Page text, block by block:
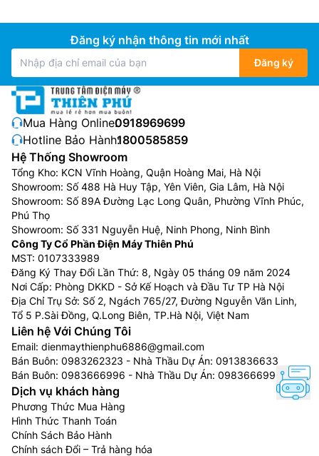
Điện Máy Thiên Phú xin gợi ý 1 số thông tin cơ bản khi
chọn mua Điều Hòa 2 chiều theo diện tích phòng:
Điều hòa 9.000 BTU (tương đương 1 HP hay 1
ngựa) : Phù hợp với phòng có diện tích dưới 15m2
Điều hòa 12.000 BTU (tương đương 1,5 HP hay 1,5
ngựa): Phù hợp với phòng có diện tích từ 16m2 –
20m2
Điều hòa 18.000 BTU (tương đương 2 HP hay 2
ngựa): Phù hợp với phòng có diện tích 21m2 –
30m2
Điều hòa 24.000 BTU (tương đương 2,5 HP hay
2,5 ngựa):Phù hợp với phòng có diện tích 31m2 –
40m3
Bên cạnh đó, hiện nay điều hòa, máy lạnh không chỉ
dừng lại ở chức năng làm mát hay sưởi ấm thông
thường mà còn có rất nhiều các chế độ thông minh
khác như chế độ gió thổi, chế độ hoạt động êm ái, chế
độ làm khô, hút ẩm không khí, chế độ làm lạnh nhanh,
chế độ đuổi muỗi, chế độ kiểm soát độ ẩm tránh mất
nước cho da, chế độ khử mùi kháng khuẩn, chế độ lọc
bụi… Vì thế, người dùng cũng nên lựa chọn các tính
năng phù hợp, cần thiết nhất, tránh lãng phí.
Đăng ký nhận thông tin mới nhất
Đăng ký
Mua Hàng Online:0918969699
Hotline Bảo Hành:1800585859
Hệ Thống Showroom
Tổng Kho: KCN Vĩnh Hoàng, Quận Hoàng Mai, Hà Nội
Showroom: Số 488 Hà Huy Tập, Yên Viên, Gia Lâm, Hà Nội
Showroom: Số 89A Đường Lạc Long Quân, Phường Vĩnh Phúc,
Phú Thọ
Showroom: Số 331 Nguyễn Huệ, Ninh Phong, Ninh Bình
Công Ty Cổ Phần Điện Máy Thiên Phú
MST: 0107333989
Đăng Ký Thay Đổi Lần Thứ: 8, Ngày 05 tháng 09 năm 2024
Nơi Cấp: Phòng DKKD - Sở Kế Hoạch và Đầu Tư TP Hà Nội
Địa Chỉ Trụ Sở: Số 2, Ngách 765/27, Đường Nguyễn Văn Linh,
Tổ 5 P.Sài Đồng, Q.Long Biên, TP.Hà Nội, Việt Nam
Liên hệ Với Chúng Tôi
Email: dienmaythienphu6886@gmail.com
Bán Buôn: 0983262323 - Nhà Thầu Dự Án: 0913836633
Bán Buôn: 0983666996 - Nhà Thầu Dự Án: 0983666996
Dịch vụ khách hàng
Phương Thức Mua Hàng
Hình Thức Thanh Toán
Chính Sách Bảo Hành
Chính sách Đổi – Trả hàng hóa